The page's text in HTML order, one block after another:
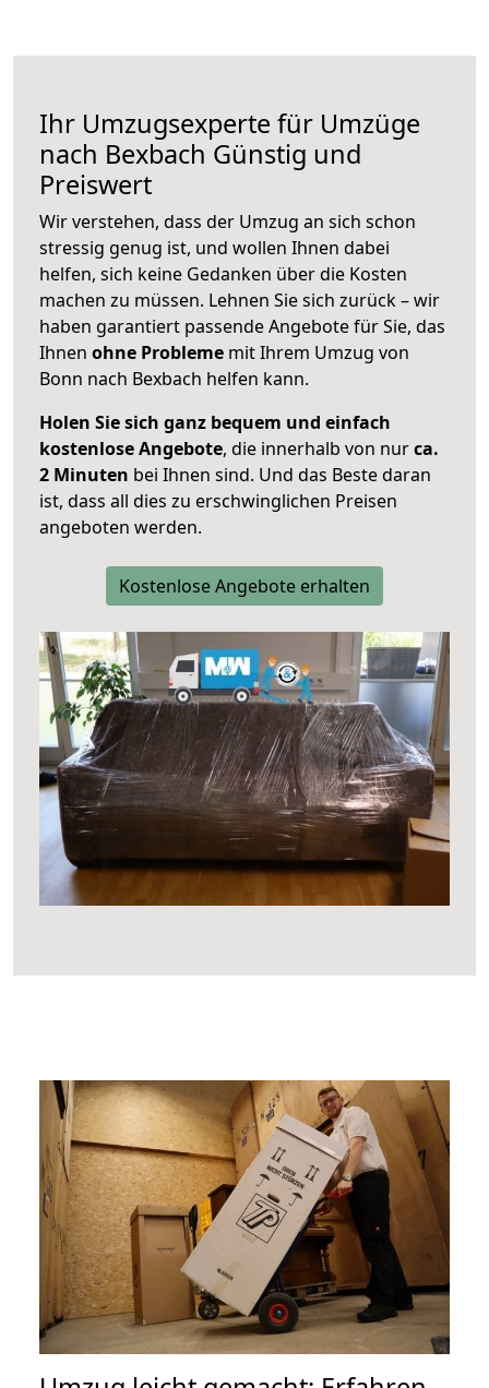
Ihr Umzugsexperte für Umzüge
nach Bexbach Günstig und
Preiswert
Wir verstehen, dass der Umzug an sich schon
stressig genug ist, und wollen Ihnen dabei
helfen, sich keine Gedanken über die Kosten
machen zu müssen. Lehnen Sie sich zurück – wir
haben garantiert passende Angebote für Sie, das
Ihnen ohne Probleme mit Ihrem Umzug von
Bonn nach Bexbach helfen kann.
Holen Sie sich ganz bequem und einfach
kostenlose Angebote, die innerhalb von nurca.
2 Minuten bei Ihnen sind. Und das Beste daran
ist, dass all dies zu erschwinglichen Preisen
angeboten werden.
Kostenlose Angebote erhalten